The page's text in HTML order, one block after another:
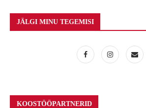
JÄLGI MINU TEGEMISI
KOOSTÖÖPARTNERID